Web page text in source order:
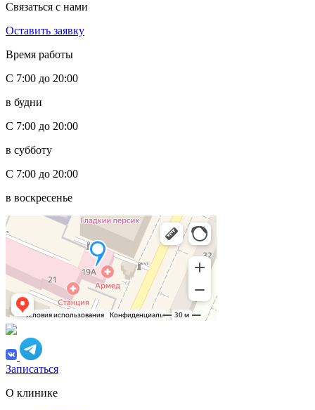
Связаться с нами
Оставить заявку
Время работы
С 7:00 до 20:00
в будни
С 7:00 до 20:00
в субботу
С 7:00 до 20:00
в воскресенье
Записаться
О клинике